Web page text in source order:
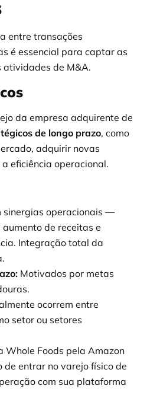
entre transações
é essencial para captar as
atividades de M&A.
da empresa adquirente de
de longo prazo, como
adquirir novas
eficiência operacional.
sinergias operacionais —
de receitas e
Integração total da
Motivados por metas
ocorrem entre
setor ou setores
Whole Foods pela Amazon
de entrar no varejo físico de
com sua plataforma